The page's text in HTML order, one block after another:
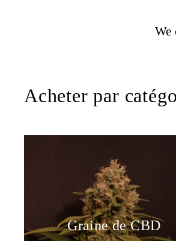
We
Acheter par
Graine de CBD